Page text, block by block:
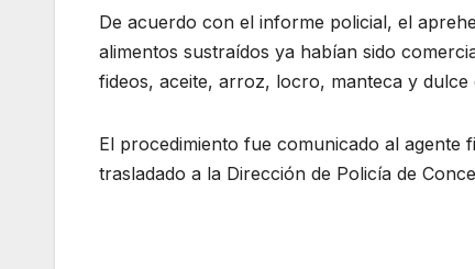
De acuerdo con el informe policial, el
alimentos sustraídos ya habían sido
fideos, aceite, arroz, locro, manteca y dulce
El procedimiento fue comunicado al
trasladado a la Dirección de Policía de